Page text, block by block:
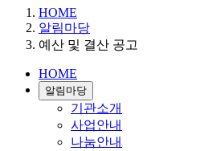
HOME
알림마당
예산 및 결산 공고
HOME
알림마당
기관소개
사업안내
나눔안내